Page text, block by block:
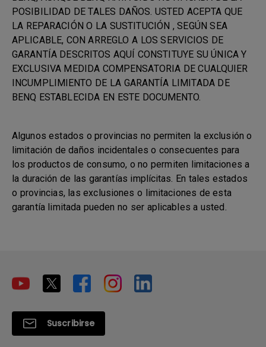
POSIBILIDAD DE TALES DAÑOS. USTED ACEPTA QUE
LA REPARACIÓN O LA SUSTITUCIÓN , SEGÚN SEA
APLICABLE, CON ARREGLO A LOS SERVICIOS DE
GARANTÍA DESCRITOS AQUÍ CONSTITUYE SU ÚNICA Y
EXCLUSIVA MEDIDA COMPENSATORIA DE CUALQUIER
INCUMPLIMIENTO DE LA GARANTÍA LIMITADA DE
BENQ ESTABLECIDA EN ESTE DOCUMENTO.
Algunos estados o provincias no permiten la exclusión o
limitación de daños incidentales o consecuentes para
los productos de consumo, o no permiten limitaciones a
la duración de las garantías implícitas. En tales estados
o provincias, las exclusiones o limitaciones de esta
garantía limitada pueden no ser aplicables a usted.
Suscribirse